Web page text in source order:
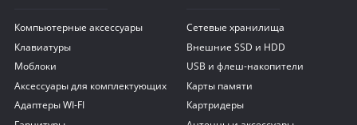
Компьютерные аксессуары
Клавиатуры
Моблоки
Аксессуары для комплектующих
Адаптеры WI-FI
Сетевые хранилища
Внешние SSD и HDD
USB и флеш-накопители
Карты памяти
Картридеры